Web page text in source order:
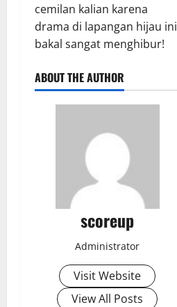
cemilan kalian karena
drama di lapangan hijau ini
bakal sangat menghibur!
ABOUT THE AUTHOR
scoreup
Administrator
Visit Website
View All Posts